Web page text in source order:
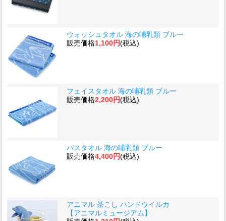
ウォッシュタオル 海の哺乳類 ブルー
販売価格1,100円(税込)
フェイスタオル 海の哺乳類 ブルー
販売価格2,200円(税込)
バスタオル 海の哺乳類 ブルー
販売価格4,400円(税込)
アニマル 茶こし ハンドウイルカ
【アニマルミュージアム】